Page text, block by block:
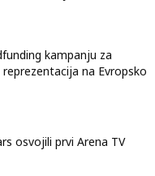
kampanju za
na Evropsko
osvojili prvi Arena TV